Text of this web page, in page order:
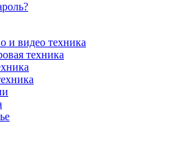
и видео техника
техника